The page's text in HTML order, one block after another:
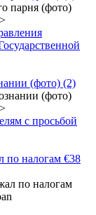
(фото) (2)
с просьбой
по налогам €38